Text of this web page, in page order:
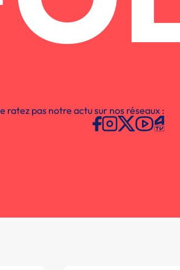
ratez pas notre actu sur nos réseaux :